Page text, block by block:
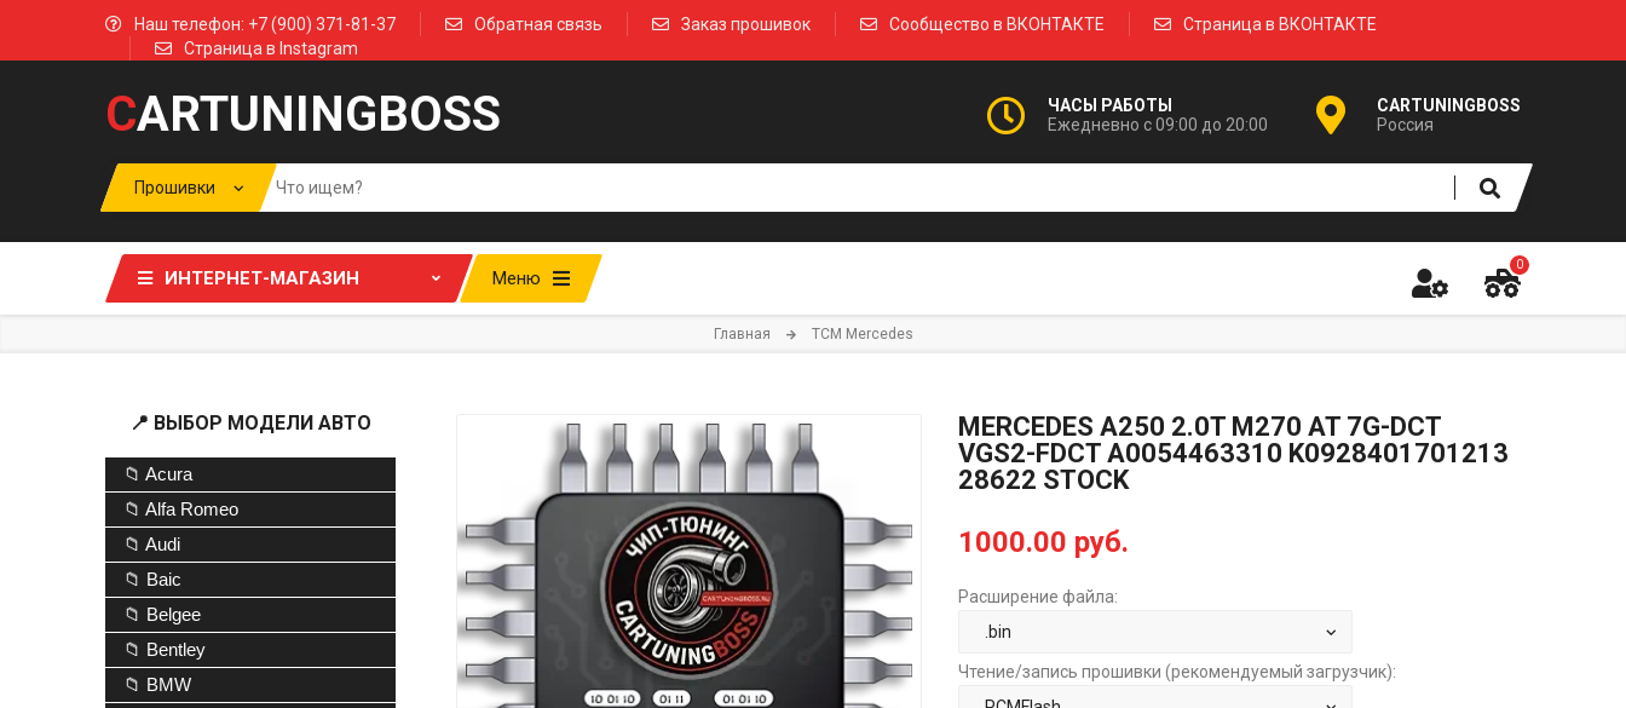
Наш телефон: +7 (900) 371-81-37 Обратная связь Заказ прошивок Сообщество в ВКОНТАКТЕ
Страница в ВКОНТАКТЕ
Страница в Instagram
CARTUNINGBOSS
ЧАСЫ РАБОТЫ
Ежедневно с 09:00 до 20:00
CARTUNINGBOSS
Россия
ИНТЕРНЕТ-МАГАЗИН Меню
0
Главная TCM Mercedes
MERCEDES A250 2.0T M270 AT 7G-DCT
VGS2-FDCT A0054463310 K0928401701213
28622 STOCK
1000.00 руб.
Расширение файла:
Чтение/запись прошивки (рекомендуемый загрузчик):
📍 ВЫБОР МОДЕЛИ АВТО
📁 Acura
📁 Alfa Romeo
📁 Audi
📁 Baic
📁 Belgee
📁 Bentley
📁 BMW